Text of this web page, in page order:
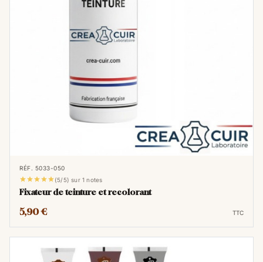
RÉF. 5033-050
(5/5) sur 1 notes
Fixateur de teinture et recolorant
5,90 € TTC